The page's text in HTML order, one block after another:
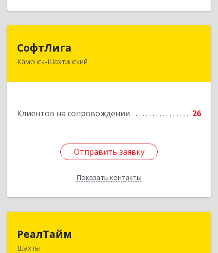
СофтЛига
Каменск-Шахтинский
Клиентов на сопровождении 26
Отправить заявку
Показать контакты
347800, Ростовская обл, Каменск-Шахтинский г,
Отправить заявку
Назад
РеалТайм
Шахты